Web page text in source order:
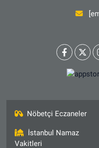
Nöbetçi Eczaneler
İstanbul Namaz
Vakitleri